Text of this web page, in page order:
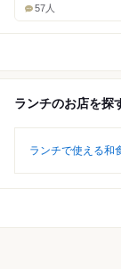
57人
ランチのお店を探
ランチで使える和